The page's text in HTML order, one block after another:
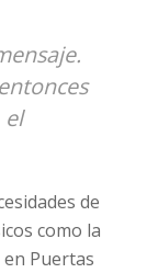
de
como la
Puertas